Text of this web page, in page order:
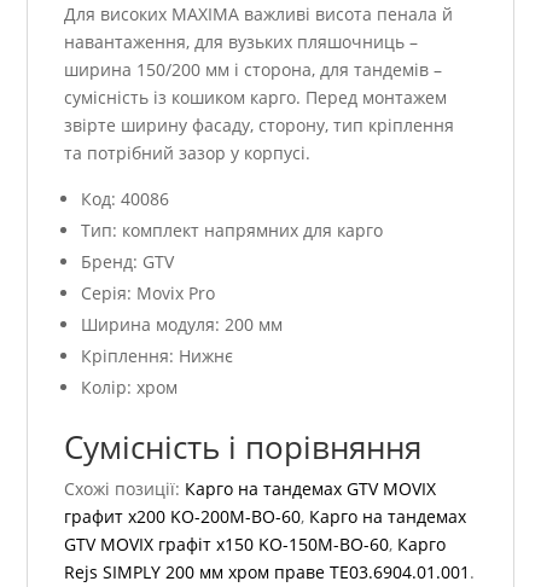
Для високих MAXIMA важливі висота пенала й
навантаження, для вузьких пляшочниць –
ширина 150/200 мм і сторона, для тандемів –
сумісність із кошиком карго. Перед монтажем
звірте ширину фасаду, сторону, тип кріплення
та потрібний зазор у корпусі.
Код: 40086
Тип: комплект напрямних для карго
Бренд: GTV
Серія: Movix Pro
Ширина модуля: 200 мм
Кріплення: Нижнє
Колір: хром
Сумісність і порівняння
Схожі позиції: Карго на тандемах GTV MOVIX
графит х200 KO-200M-BO-60, Карго на тандемах
GTV MOVIX графіт х150 KO-150M-BO-60, Карго
Rejs SIMPLY 200 мм хром праве TE03.6904.01.001 .